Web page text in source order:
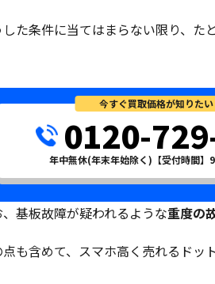
した条件に当てはまらない限り、た
今すぐ買取価格が知りたい
0120-
年中無休(年末年始除く)【受付時間】
、基板故障が疑われるような重度の
も含めて、スマホ高く売れるドッ